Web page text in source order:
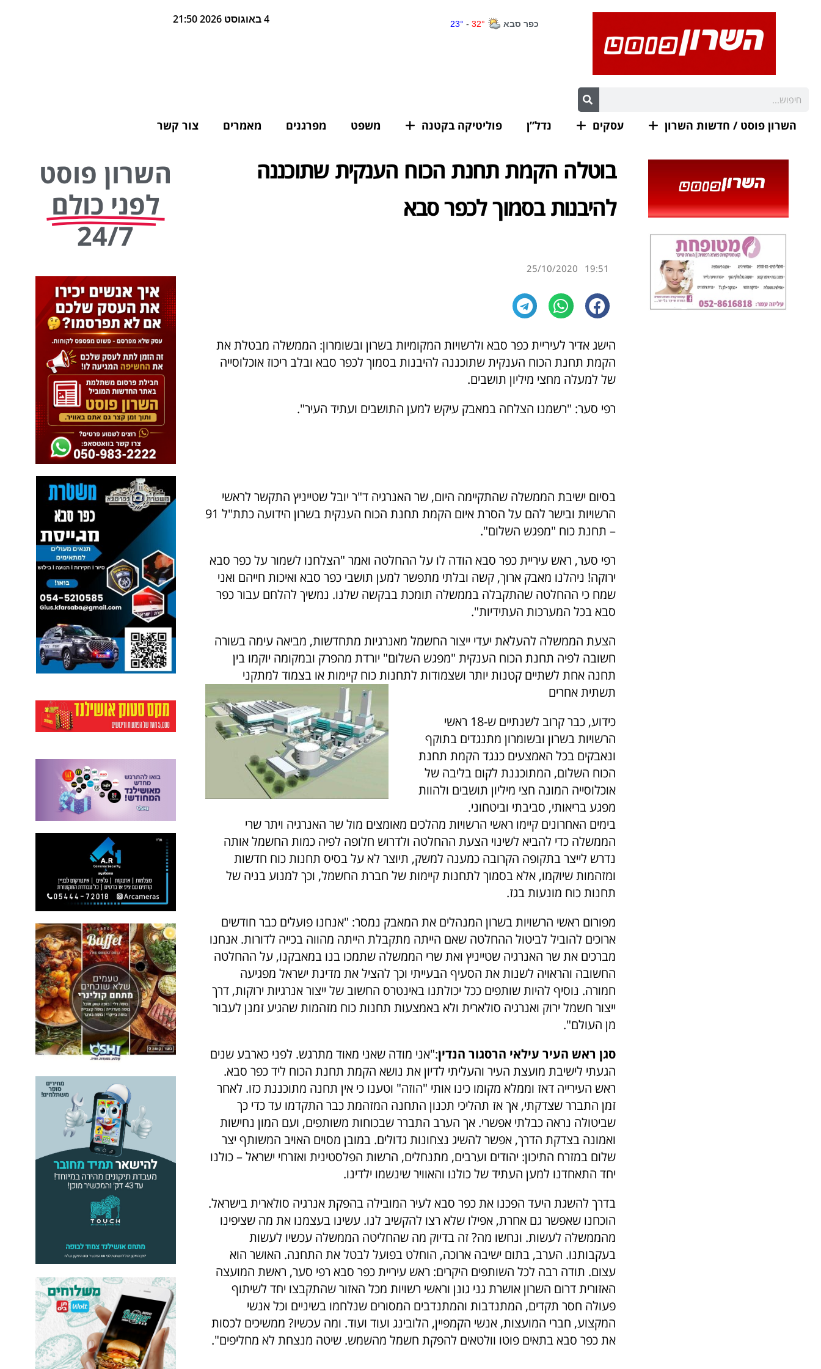
4 באוגוסט 2026 21:50
השרון פוסט / חדשות השרון עסקים נדל”ן פוליטיקה בקטנה משפט מפרגנים מאמרים צור קשר
בוטלה הקמת תחנת הכוח הענקית שתוכננה
להיבנות בסמוך לכפר סבא
19:51
25/10/2020
הישג אדיר לעיריית כפר סבא ולרשויות המקומיות בשרון ובשומרון: הממשלה מבטלת את
הקמת תחנת הכוח הענקית שתוכננה להיבנות בסמוך לכפר סבא ובלב ריכוז אוכלוסייה
של למעלה מחצי מיליון תושבים.
רפי סער: "רשמנו הצלחה במאבק עיקש למען התושבים ועתיד העיר".
בסיום ישיבת הממשלה שהתקיימה היום, שר האנרגיה ד"ר יובל שטייניץ התקשר לראשי
הרשויות ובישר להם על הסרת איום הקמת תחנת הכוח הענקית בשרון הידועה כתת"ל 91
– תחנת כוח "מפגש השלום".
רפי סער, ראש עיריית כפר סבא הודה לו על ההחלטה ואמר "הצלחנו לשמור על כפר סבא
ירוקה! ניהלנו מאבק ארוך, קשה ובלתי מתפשר למען תושבי כפר סבא ואיכות חייהם ואני
שמח כי ההחלטה שהתקבלה בממשלה תומכת בבקשה שלנו. נמשיך להלחם עבור כפר
סבא בכל המערכות העתידיות".
הצעת הממשלה להעלאת יעדי ייצור החשמל מאנרגיות מתחדשות, מביאה עימה בשורה
חשובה לפיה תחנת הכוח הענקית "מפגש השלום" יורדת מהפרק ובמקומה יוקמו בין
תחנה אחת לשתיים קטנות יותר ושצמודות לתחנות כוח קיימות או בצמוד למתקני
תשתית אחרים
כידוע, כבר קרוב לשנתיים ש-18 ראשי
הרשויות בשרון ובשומרון מתנגדים בתוקף
ונאבקים בכל האמצעים כנגד הקמת תחנת
הכוח השלום, המתוכננת לקום בליבה של
אוכלוסייה המונה חצי מיליון תושבים ולהוות
מפגע בריאותי, סביבתי וביטחוני.
בימים האחרונים קיימו ראשי הרשויות מהלכים מאומצים מול שר האנרגיה ויתר שרי
הממשלה כדי להביא לשינוי הצעת ההחלטה ולדרוש חלופה לפיה כמות החשמל אותה
נדרש לייצר בתקופה הקרובה כמענה למשק, תיוצר לא על בסיס תחנות כוח חדשות
ומזהמות שיוקמו, אלא בסמוך לתחנות קיימות של חברת החשמל, וכך למנוע בניה של
תחנות כוח מונעות בגז.
מפורום ראשי הרשויות בשרון המנהלים את המאבק נמסר: "אנחנו פועלים כבר חודשים
ארוכים להוביל לביטול ההחלטה שאם הייתה מתקבלת הייתה מהווה בכייה לדורות. אנחנו
מברכים את שר האנרגיה שטייניץ ואת שרי הממשלה שתמכו בנו במאבקנו, על ההחלטה
החשובה והראויה לשנות את הסעיף הבעייתי וכך להציל את מדינת ישראל מפגיעה
חמורה. נוסיף להיות שותפים ככל יכולתנו באינטרס החשוב של ייצור אנרגיות ירוקות, דרך
ייצור חשמל ירוק ואנרגיה סולארית ולא באמצעות תחנות כוח מזהמות שהגיע זמנן לעבור
מן העולם".
סגן ראש העיר עילאי הרסגור הנדין:"אני מודה שאני מאוד מתרגש. לפני כארבע שנים
הגעתי לישיבת מועצת העיר והעליתי לדיון את נושא הקמת תחנת הכוח ליד כפר סבא.
ראש העירייה דאז וממלא מקומו כינו אותי "הוזה" וטענו כי אין תחנה מתוכננת כזו. לאחר
זמן התברר שצדקתי, אך אז תהליכי תכנון התחנה המזהמת כבר התקדמו עד כדי כך
שביטולה נראה כבלתי אפשרי. אך הערב התברר שבכוחות משותפים, ועם המון נחישות
ואמונה בצדקת הדרך, אפשר להשיג נצחונות גדולים. במובן מסוים האויב המשותף יצר
שלום במזרח התיכון: יהודים וערבים, מתנחלים, הרשות הפלסטינית ואזרחי ישראל – כולנו
יחד התאחדנו למען העתיד של כולנו והאוויר שינשמו ילדינו.
בדרך להשגת היעד הפכנו את כפר סבא לעיר המובילה בהפקת אנרגיה סולארית בישראל.
הוכחנו שאפשר גם אחרת, אפילו שלא רצו להקשיב לנו. עשינו בעצמנו את מה שציפינו
מהממשלה לעשות. ונחשו מה? זה בדיוק מה שהחליטה הממשלה עכשיו לעשות
בעקבותנו. הערב, בתום ישיבה ארוכה, הוחלט בפועל לבטל את התחנה. האושר הוא
עצום. תודה רבה לכל השותפים היקרים: ראש עיריית כפר סבא רפי סער, ראשת המועצה
האזורית דרום השרון אושרת גני גונן וראשי רשויות מכל האזור שהתקבצו יחד לשיתוף
פעולה חסר תקדים, המתנדבות והמתנדבים המסורים שנלחמו בשיניים וכל אנשי
המקצוע, חברי המועצות, אנשי הקמפיין, הלובינג ועוד ועוד. ומה עכשיו? ממשיכים לכסות
את כפר סבא בתאים פוטו וולטאים להפקת חשמל מהשמש. שיטה מנצחת לא מחליפים".
השרון פוסט
לפני כולם
24/7